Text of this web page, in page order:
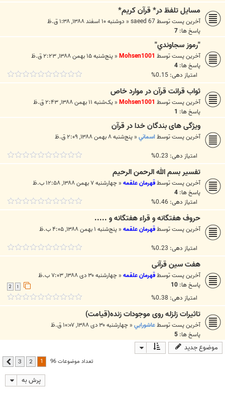
مسايل تلفظ در* قرآن كريم*
آخرین پست توسطsaeed 67
« دوشنبه ۱۰ اسفند ۱۳۸۸, ۱:۳۸ ق.ظ
پاسخ ها: 7
"رموز سجاوندي"
آخرین پست توسطMohsen1001
« پنج‌شنبه ۱۵ بهمن ۱۳۸۸, ۲:۲۳ ق.ظ
پاسخ ها: 4
امتیاز دهی: 0.15%
ثواب قرائت قرآن در موارد خاص
آخرین پست توسطMohsen1001
« یک‌شنبه ۱۱ بهمن ۱۳۸۸, ۲:۴۳ ق.ظ
پاسخ ها: 1
ویژگی های بندگان خدا در قرآن
آخرین پست توسطاسماني« پنج‌شنبه ۸ بهمن ۱۳۸۸, ۲:۰۹ ق.ظ
امتیاز دهی: 0.23%
تفسیر بسم الله الرحمن الرحیم
آخرین پست توسطقهرمان علقمه« چهارشنبه ۷ بهمن ۱۳۸۸, ۱۲:۵۸ ب.ظ
پاسخ ها: 4
امتیاز دهی: 0.46%
حروف هفتگانه و قراء هفتگانه و .....
آخرین پست توسطقهرمان علقمه« پنج‌شنبه ۱ بهمن ۱۳۸۸, ۴:۰۵ ب.ظ
امتیاز دهی: 0.23%
هفت سین قرآنی
آخرین پست توسطقهرمان علقمه« چهارشنبه ۳۰ دی ۱۳۸۸, ۷:۰۳ ب.ظ
پاسخ ها: 10
امتیاز دهی: 0.38%
تاثیرات زلزله روی موجودات زنده(قیامت)
آخرین پست توسطعاشورايي« چهارشنبه ۳۰ دی ۱۳۸۸, ۱۰:۰۷ ق.ظ
پاسخ ها: 5
موضوع جدید
تعداد موضوعات 96 2
3 بعدی
پرش به